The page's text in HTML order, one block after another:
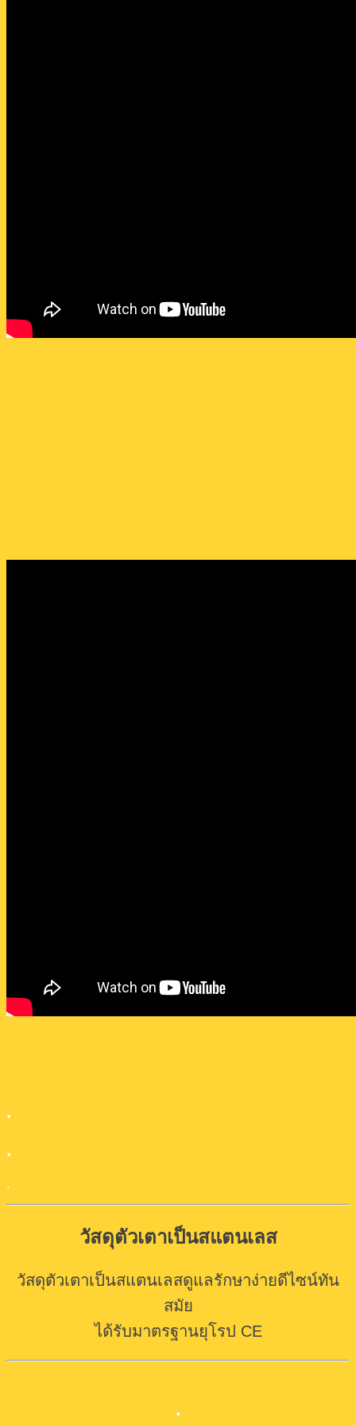
.
.
.
วัสดุตัวเตาเป็นสแตนเลส
วัสดุตัวเตาเป็นสแตนเลสดูแลรักษาง่ายดีไซน์ทัน
สมัย
ได้รับมาตรฐานยุโรป CE
.